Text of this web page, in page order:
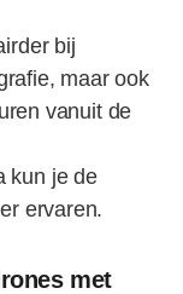
bij
maar ook
vanuit de
kun je de
ervaren.
met